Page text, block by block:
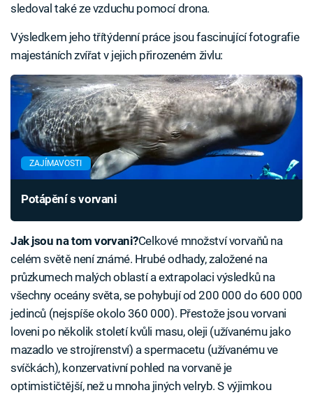
sledoval také ze vzduchu pomocí drona.
Výsledkem jeho třítýdenní práce jsou fascinující fotografie
majestáních zvířat v jejich přirozeném živlu:
ZAJÍMAVOSTI
Potápění s vorvani
Jak jsou na tom vorvani?Celkové množství vorvaňů na
celém světě není známé. Hrubé odhady, založené na
průzkumech malých oblastí a extrapolaci výsledků na
všechny oceány světa, se pohybují od 200 000 do 600 000
jedinců (nejspíše okolo 360 000). Přestože jsou vorvani
loveni po několik století kvůli masu, oleji (užívanému jako
mazadlo ve strojírenství) a spermacetu (užívanému ve
svíčkách), konzervativní pohled na vorvaně je
optimističtější, než u mnoha jiných velryb. S výjimkou